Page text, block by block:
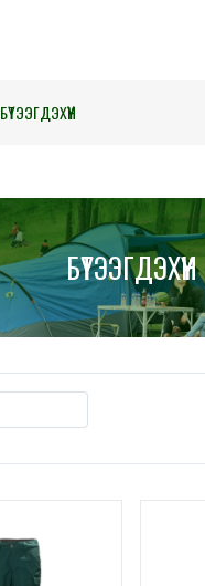
БҮТЭЭГДЭХҮҮН
БҮТЭЭГДЭХҮҮН